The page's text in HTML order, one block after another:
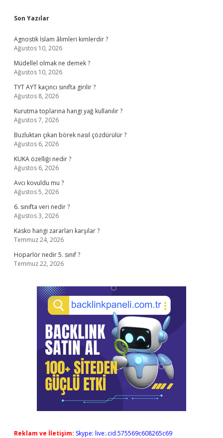
Sidebar
Son Yazılar
Agnostik İslam âlimleri kimlerdir ?
Ağustos 10, 2026
Müdellel olmak ne demek ?
Ağustos 10, 2026
TYT AYT kaçıncı sınıfta girilir ?
Ağustos 8, 2026
Kurutma toplarına hangi yağ kullanılır ?
Ağustos 7, 2026
Buzluktan çıkan börek nasıl çözdürülür ?
Ağustos 6, 2026
KUKA özelliği nedir ?
Ağustos 6, 2026
Avcı kovuldu mu ?
Ağustos 5, 2026
6. sınıfta veri nedir ?
Ağustos 3, 2026
Kasko hangi zararları karşılar ?
Temmuz 24, 2026
Hoparlör nedir 5. sınıf ?
Temmuz 22, 2026
Reklam ve İletişim: Skype: live:.cid.575569c608265c69